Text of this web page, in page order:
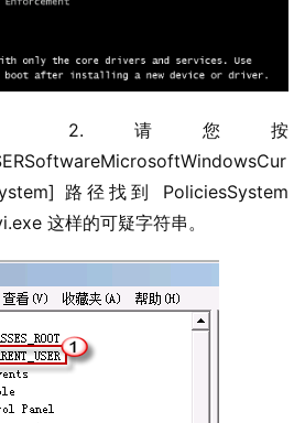
路径找到 PoliciesSystem
这样的可疑字符串。